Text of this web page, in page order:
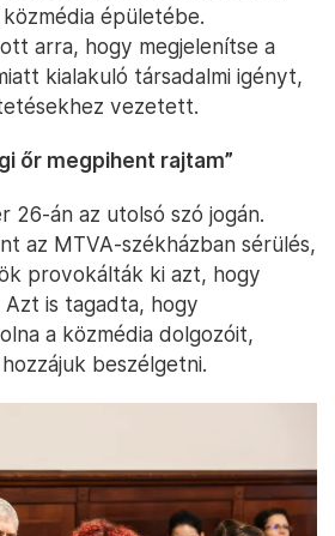
épületébe.
arra, hogy megjelenítse a
kialakuló társadalmi igényt,
vezetett.
őr megpihent rajtam”
26-án az utolsó szó jogán.
az MTVA-székházban sérülés,
provokálták ki azt, hogy
is tagadta, hogy
a közmédia dolgozóit,
beszélgetni.